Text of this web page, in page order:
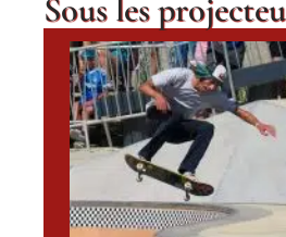
Sous les